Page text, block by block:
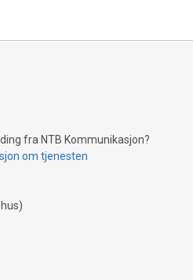
fra NTB Kommunikasjon?
om tjenesten